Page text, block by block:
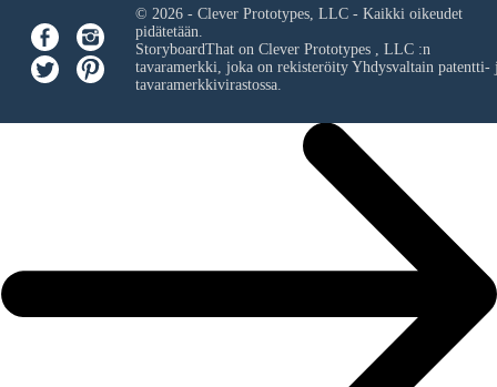
© 2026 - Clever Prototypes, LLC - Kaikki oikeudet
pidätetään.
StoryboardThat on Clever Prototypes , LLC:n
tavaramerkki, joka on rekisteröity Yhdysvaltain patentti-
tavaramerkkivirastossa.